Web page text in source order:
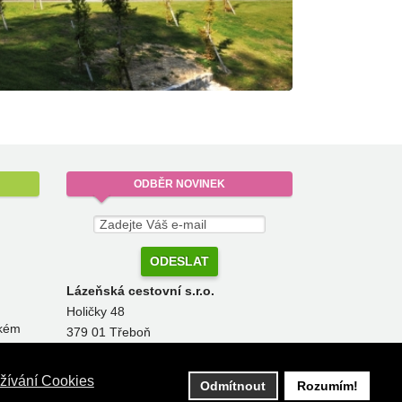
Cookies Odmítnout Rozumím!
ODBĚR NOVINEK
Lázeňská cestovní s.r.o.
Holičky 48
379 01 Třeboň